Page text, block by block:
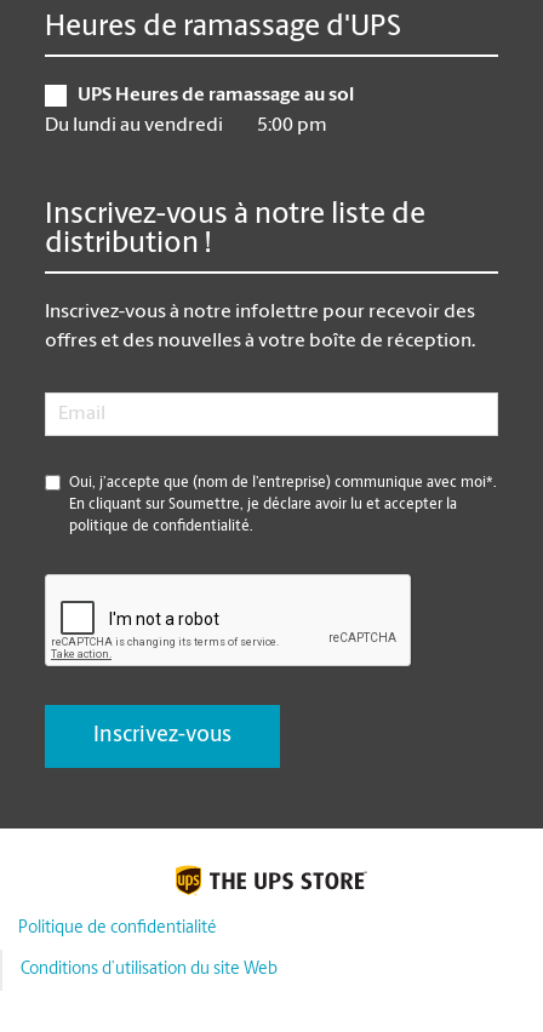
Heures de ramassage d'UPS
UPS Heures de ramassage au sol
Du lundi au vendredi
5:00 pm
Inscrivez-vous à notre liste de
distribution !
Inscrivez-vous à notre infolettre pour recevoir des
offres et des nouvelles à votre boîte de réception.
Email
*
Oui, j’accepte que (nom de l’entreprise) communique avec moi*.
En cliquant sur Soumettre, je déclare avoir lu et accepter la
politique de confidentialité.
Politique de confidentialité
Conditions d’utilisation du site Web